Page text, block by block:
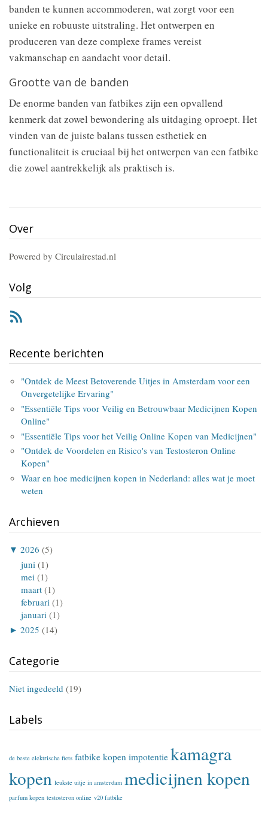
banden te kunnen accommoderen, wat zorgt voor een
unieke en robuuste uitstraling. Het ontwerpen en
produceren van deze complexe frames vereist
vakmanschap en aandacht voor detail.
Grootte van de banden
De enorme banden van fatbikes zijn een opvallend
kenmerk dat zowel bewondering als uitdaging oproept. Het
vinden van de juiste balans tussen esthetiek en
functionaliteit is cruciaal bij het ontwerpen van een fatbike
die zowel aantrekkelijk als praktisch is.
Over
Powered by Circulairestad.nl
Volg
Recente berichten
"Ontdek de Meest Betoverende Uitjes in Amsterdam voor een
Onvergetelijke Ervaring"
"Essentiële Tips voor Veilig en Betrouwbaar Medicijnen Kopen
Online"
"Essentiële Tips voor het Veilig Online Kopen van Medicijnen"
"Ontdek de Voordelen en Risico's van Testosteron Online
Kopen"
Waar en hoe medicijnen kopen in Nederland: alles wat je moet
weten
Archieven
▼ 2026 (5)
juni (1)
mei (1)
maart (1)
februari (1)
januari (1)
► 2025 (14)
Categorie
Niet ingedeeld (19)
Labels
de beste elektrische fiets fatbike kopen impotentie kamagra
kopen leukste uitje in amsterdam medicijnen kopen
parfum kopen testosteron online v20 fatbike